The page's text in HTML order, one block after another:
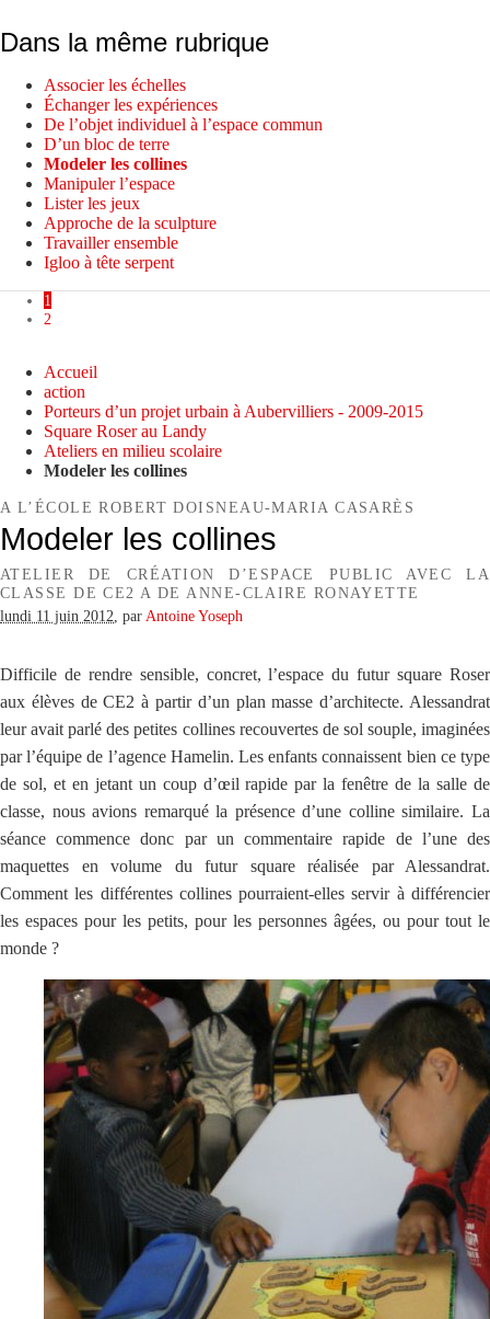
Dans la même rubrique
Associer les échelles
Échanger les expériences
De l’objet individuel à l’espace commun
D’un bloc de terre
Modeler les collines
Manipuler l’espace
Lister les jeux
Approche de la sculpture
Travailler ensemble
Igloo à tête serpent
1
2
Accueil
action
Porteurs d’un projet urbain à Aubervilliers - 2009-2015
Square Roser au Landy
Ateliers en milieu scolaire
Modeler les collines
A L’ÉCOLE ROBERT DOISNEAU-MARIA CASARÈS
Modeler les collines
ATELIER DE CRÉATION D’ESPACE PUBLIC AVEC LA
CLASSE DE CE2 A DE ANNE-CLAIRE RONAYETTE
lundi 11 juin 2012, parAntoine Yoseph
Difficile de rendre sensible, concret, l’espace du futur square Roser
aux élèves de CE2 à partir d’un plan masse d’architecte. Alessandrat
leur avait parlé des petites collines recouvertes de sol souple, imaginées
par l’équipe de l’agence Hamelin. Les enfants connaissent bien ce type
de sol, et en jetant un coup d’œil rapide par la fenêtre de la salle de
classe, nous avions remarqué la présence d’une colline similaire. La
séance commence donc par un commentaire rapide de l’une des
maquettes en volume du futur square réalisée par Alessandrat.
Comment les différentes collines pourraient-elles servir à différencier
les espaces pour les petits, pour les personnes âgées, ou pour tout le
monde ?